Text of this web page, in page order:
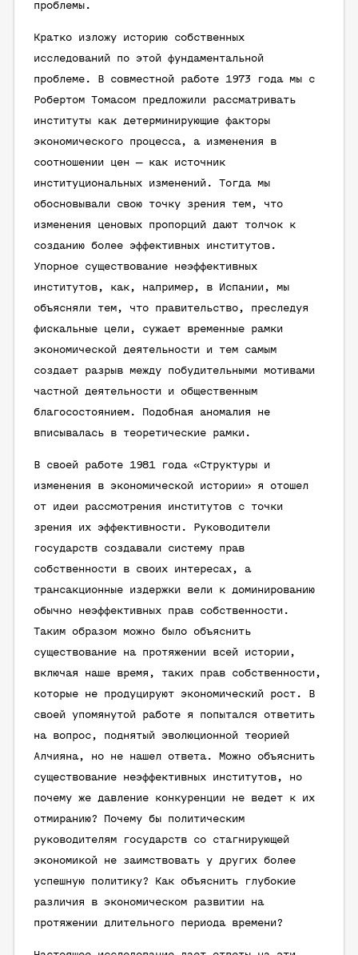
проблемы.
Кратко изложу историю собственных
исследований по этой фундаментальной
проблеме. В совместной работе 1973 года мы с
Робертом Томасом предложили рассматривать
институты как детерминирующие факторы
экономического процесса, а изменения в
соотношении цен — как источник
институциональных изменений. Тогда мы
обосновывали свою точку зрения тем, что
изменения ценовых пропорций дают толчок к
созданию более эффективных институтов.
Упорное существование неэффективных
институтов, как, например, в Испании, мы
объясняли тем, что правительство, преследуя
фискальные цели, сужает временные рамки
экономической деятельности и тем самым
создает разрыв между побудительными мотивами
частной деятельности и общественным
благосостоянием. Подобная аномалия не
вписывалась в теоретические рамки.
В своей работе 1981 года «Структуры и
изменения в экономической истории» я отошел
от идеи рассмотрения институтов с точки
зрения их эффективности. Руководители
государств создавали систему прав
собственности в своих интересах, а
трансакционные издержки вели к доминированию
обычно неэффективных прав собственности.
Таким образом можно было объяснить
существование на протяжении всей истории,
включая наше время, таких прав собственности,
которые не продуцируют экономический рост. В
своей упомянутой работе я попытался ответить
на вопрос, поднятый эволюционной теорией
Алчияна, но не нашел ответа. Можно объяснить
существование неэффективных институтов, но
почему же давление конкуренции не ведет к их
отмиранию? Почему бы политическим
руководителям государств со стагнирующей
экономикой не заимствовать у других более
успешную политику? Как объяснить глубокие
различия в экономическом развитии на
протяжении длительного периода времени?